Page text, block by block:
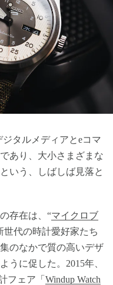
タルメディアとeコマ
あり、大小さまざまな
いう、しばしば見落と
存在は、“マイクロブ
世代の時計愛好家たち
のなかで質の高いデザ
うに促した。2015年、
フェア「 Windup Watch